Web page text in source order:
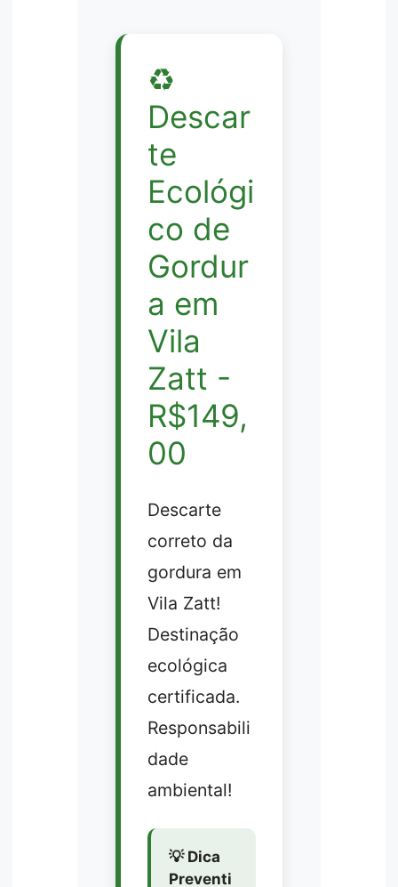
♻️
Descar
te
Ecológi
co de
Gordur
a em
Vila
Zatt -
R$149,
00
Descarte
correto da
gordura em
Vila Zatt!
Destinação
ecológica
certificada.
Responsabili
dade
ambiental!
💡 Dica
Preventi